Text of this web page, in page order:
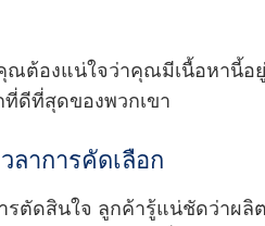
ณต้องแน่ใจว่าคุณมีเนื้อหานี้อ
ดีที่สุดของพวกเขา
ลาการคัดเลือก
ตัดสินใจ ลูกค้ารู้แน่ชัดว่าผ